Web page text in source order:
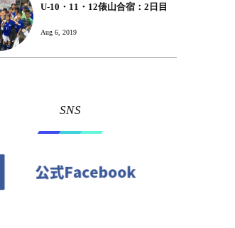
U-10・11・12俵山合宿：2日目
Aug 6, 2019
SNS